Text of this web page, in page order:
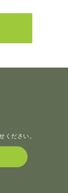
ください。